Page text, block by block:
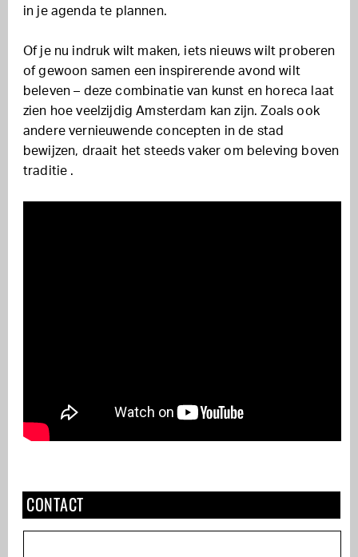
in je agenda te plannen.
Of je nu indruk wilt maken, iets nieuws wilt proberen
of gewoon samen een inspirerende avond wilt
beleven – deze combinatie van kunst en horeca laat
zien hoe veelzijdig Amsterdam kan zijn. Zoals ook
andere vernieuwende concepten in de stad
bewijzen, draait het steeds vaker om beleving boven
traditie .
CONTACT